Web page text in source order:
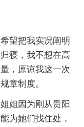
望把我实况阐明
寝，我不想在高
，原谅我这一次
章制度。
姐因为刚从贵阳
为她们找住处，